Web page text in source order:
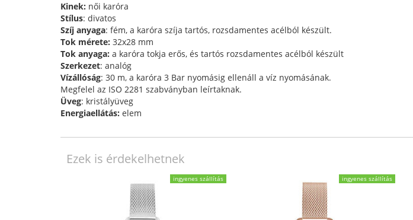
Kinek: női karóra
Stílus: divatos
Szíj anyaga: fém, a karóra szíja tartós, rozsdamentes acélból készült.
Tok mérete: 32x28 mm
Tok anyaga: a karóra tokja erős, és tartós rozsdamentes acélból készült
Szerkezet: analóg
Vízállóság: 30 m, a karóra 3 Bar nyomásig ellenáll a víz nyomásának.
Megfelel az ISO 2281 szabványban leírtaknak.
Üveg: kristályüveg
Energiaellátás: elem
Ezek is érdekelhetnek
ingyenes szállítás ingyenes szállítás